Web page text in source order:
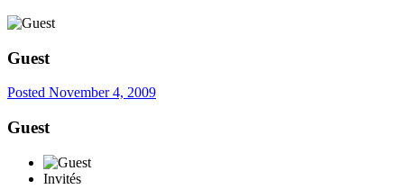
Guest
Posted November 4, 2009
Guest
Invités